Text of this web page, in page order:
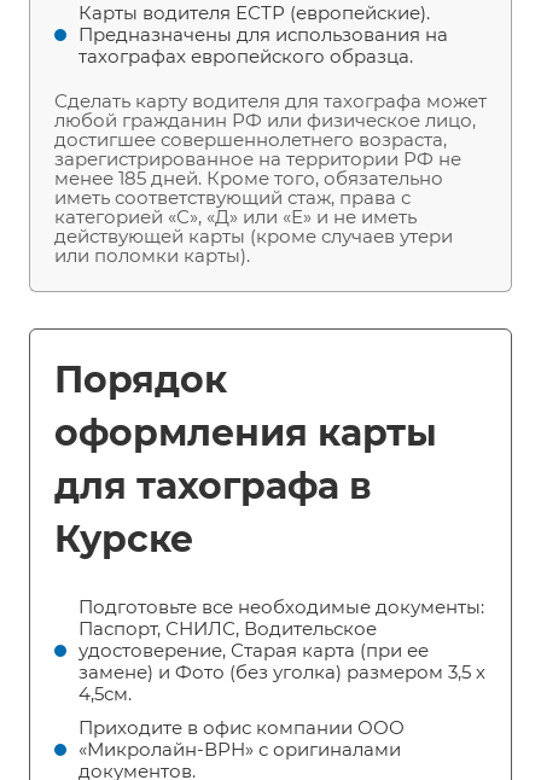
Карты водителя ЕСТР (европейские).
Предназначены для использования на
тахографах европейского образца.
Сделать карту водителя для тахографа может
любой гражданин РФ или физическое лицо,
достигшее совершеннолетнего возраста,
зарегистрированное на территории РФ не
менее 185 дней. Кроме того, обязательно
иметь соответствующий стаж, права с
категорией «С», «Д» или «Е» и не иметь
действующей карты (кроме случаев утери
или поломки карты).
Порядок
оформления карты
для тахографа в
Курске
Подготовьте все необходимые документы:
Паспорт, СНИЛС, Водительское
удостоверение, Старая карта (при ее
замене) и Фото (без уголка) размером 3,5 х
4,5см.
Приходите в офис компании ООО
«Микролайн-ВРН» с оригиналами
документов.